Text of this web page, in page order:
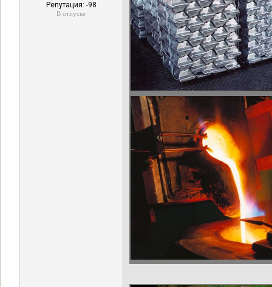
Репутация: -98
В отпуске